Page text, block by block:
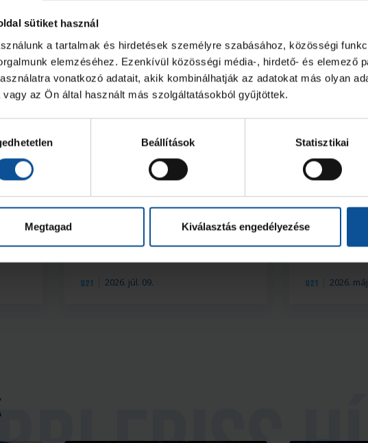
sütiket használ
a tartalmak és hirdetések személyre szabásához, közösségi
elemzéséhez. Ezenkívül közösségi média-, hirdető- és elemező
vonatkozó adatait, akik kombinálhatják az adatokat más olyan
az Ön által használt más szolgáltatásokból gyűjtöttek.
Beállítások Statisztikai
Megtagad Kiválasztás engedélyezése
U21 2026. júl. 09.
Bravúrokkal teli idény,
ötödik hely a felnőtt
U21 2026.
Ötödik
U21-